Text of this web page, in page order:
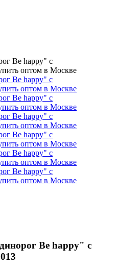
Be happy" с